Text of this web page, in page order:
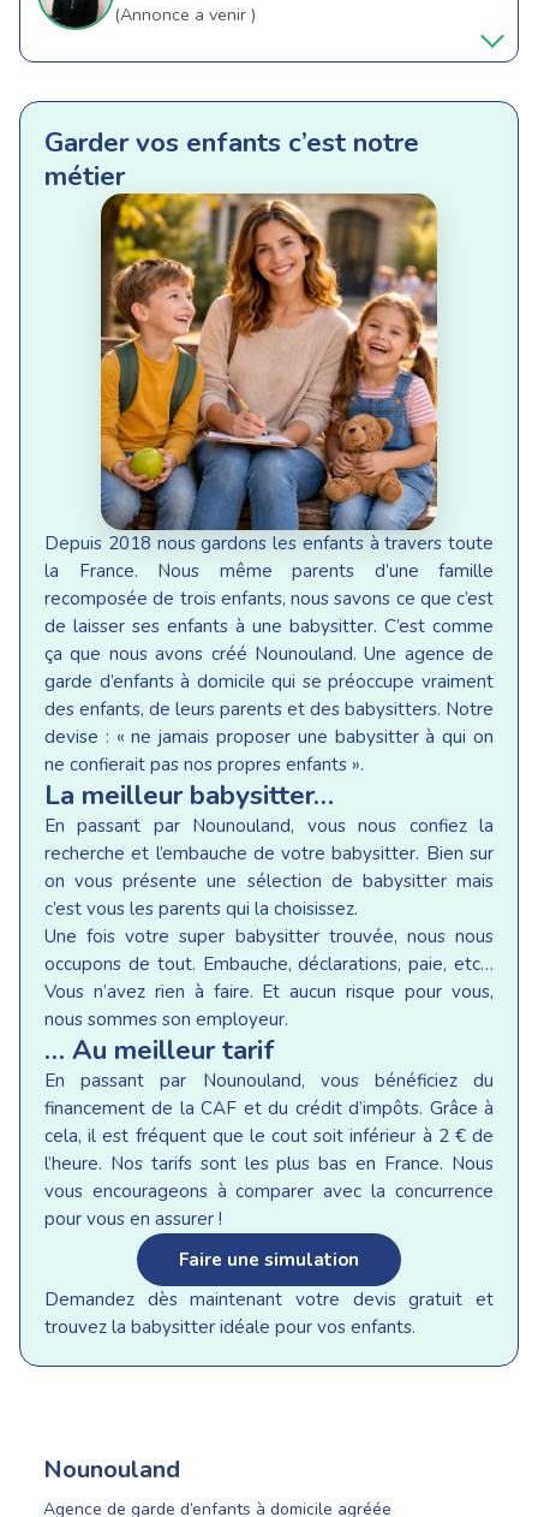
(Annonce a venir )
Garder vos enfants c’est notre
métier
Depuis 2018 nous gardons les enfants à travers toute
la France. Nous même parents d’une famille
recomposée de trois enfants, nous savons ce que c’est
de laisser ses enfants à une babysitter. C’est comme
ça que nous avons créé Nounouland. Une agence de
garde d’enfants à domicile qui se préoccupe vraiment
des enfants, de leurs parents et des babysitters. Notre
devise : « ne jamais proposer une babysitter à qui on
ne confierait pas nos propres enfants ».
La meilleur babysitter…
En passant par Nounouland, vous nous confiez la
recherche et l’embauche de votre babysitter. Bien sur
on vous présente une sélection de babysitter mais
c’est vous les parents qui la choisissez.
Une fois votre super babysitter trouvée, nous nous
occupons de tout. Embauche, déclarations, paie, etc…
Vous n’avez rien à faire. Et aucun risque pour vous,
nous sommes son employeur.
… Au meilleur tarif
En passant par Nounouland, vous bénéficiez du
financement de la CAF et du crédit d’impôts. Grâce à
cela, il est fréquent que le cout soit inférieur à 2 € de
l’heure. Nos tarifs sont les plus bas en France. Nous
vous encourageons à comparer avec la concurrence
pour vous en assurer !
Faire une simulation
Demandez dès maintenant votre devis gratuit et
trouvez la babysitter idéale pour vos enfants.
Nounouland
Agence de garde d’enfants à domicile agréée